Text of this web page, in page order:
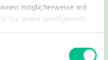
möglicherweise mit
Sie ihnen bereitgestellt